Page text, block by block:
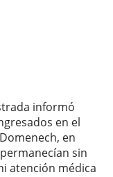
informó
en el
en
sin
atención médica